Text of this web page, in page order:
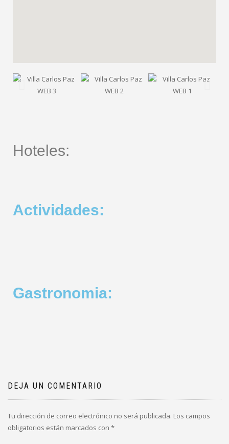
Hoteles:
Actividades:
Gastronomia:
DEJA UN COMENTARIO
Tu dirección de correo electrónico no será publicada. Los campos
obligatorios están marcados con *